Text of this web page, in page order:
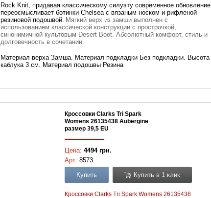
Rock Knit, придавая классическому силуэту современное
переосмысливает ботинки Chelsea с вязаным носком и рифленой
резиновой подошвой. Мягкий верх из замши выполнен с
использованием классической конструкции с прострочкой,
синонимичной культовым Desert Boot. Абсолютный комфорт, стиль и
долговечность в сочетании.
Материал верха Замша. Материал подкладки Без подкладки. Высота
каблука 3 см. Материал подошвы Резина
Кроссовки Clarks Tri Spark
Womens 26135438 Aubergine
размер 39,5 EU
Цена: 4494 грн.
Арт: 8573
Купить
Купить в 1 клик
Кроссовки Clarks Tri Spark Womens 26135438